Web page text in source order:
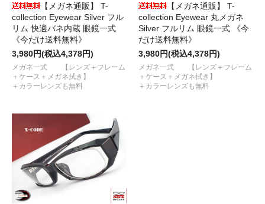
【メガネ通販】 T-
collection Eyewear Silver フル
リム 快適バネ内蔵 眼鏡一式
《今だけ送料無料》
3,980円(税込4,378円)
メガネ一式 【レンズ＋フレーム
＋ケース＋メガネ拭き】
＋カラーレンズも無料
【メガネ通販】 T-
collection Eyewear 丸メガネ
Silver フルリム 眼鏡一式 《今
だけ送料無料》
3,980円(税込4,378円)
メガネ一式 【レンズ＋フレーム
＋ケース＋メガネ拭き】
＋カラーレンズも無料